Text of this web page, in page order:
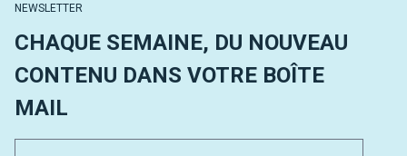
NEWSLETTER
CHAQUE SEMAINE, DU NOUVEAU
CONTENU DANS VOTRE BOÎTE
MAIL